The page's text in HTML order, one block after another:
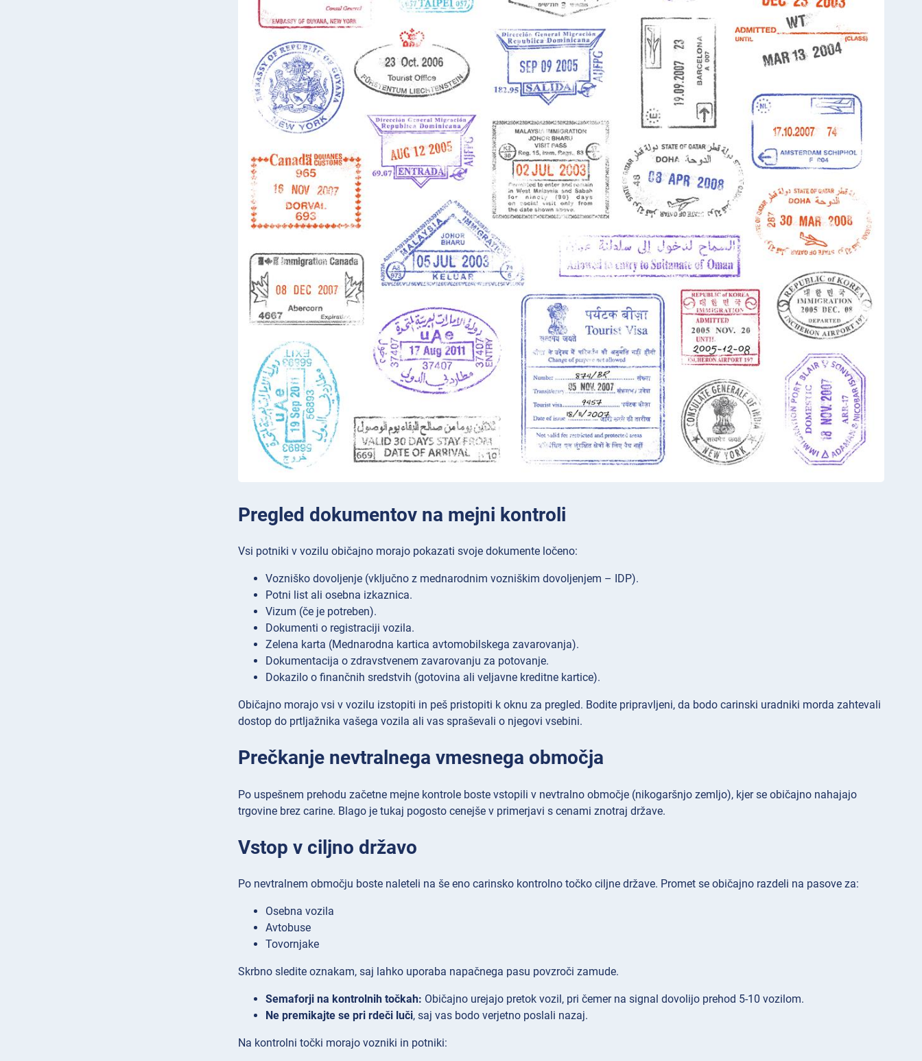
Pregled dokumentov na mejni kontroli
Vsi potniki v vozilu običajno morajo pokazati svoje dokumente ločeno:
Vozniško dovoljenje (vključno z mednarodnim vozniškim dovoljenjem – IDP).
Potni list ali osebna izkaznica.
Vizum (če je potreben).
Dokumenti o registraciji vozila.
Zelena karta (Mednarodna kartica avtomobilskega zavarovanja).
Dokumentacija o zdravstvenem zavarovanju za potovanje.
Dokazilo o finančnih sredstvih (gotovina ali veljavne kreditne kartice).
Običajno morajo vsi v vozilu izstopiti in peš pristopiti k oknu za pregled. Bodite pripravljeni, da bodo carinski uradniki morda zahtevali
dostop do prtljažnika vašega vozila ali vas spraševali o njegovi vsebini.
Prečkanje nevtralnega vmesnega območja
Po uspešnem prehodu začetne mejne kontrole boste vstopili v nevtralno območje (nikogaršnjo zemljo), kjer se običajno nahajajo
trgovine brez carine. Blago je tukaj pogosto cenejše v primerjavi s cenami znotraj države.
Vstop v ciljno državo
Po nevtralnem območju boste naleteli na še eno carinsko kontrolno točko ciljne države. Promet se običajno razdeli na pasove za:
Osebna vozila
Avtobuse
Tovornjake
Skrbno sledite oznakam, saj lahko uporaba napačnega pasu povzroči zamude.
Semaforji na kontrolnih točkah: Običajno urejajo pretok vozil, pri čemer na signal dovolijo prehod 5-10 vozilom.
Ne premikajte se pri rdeči luči, saj vas bodo verjetno poslali nazaj.
Na kontrolni točki morajo vozniki in potniki: